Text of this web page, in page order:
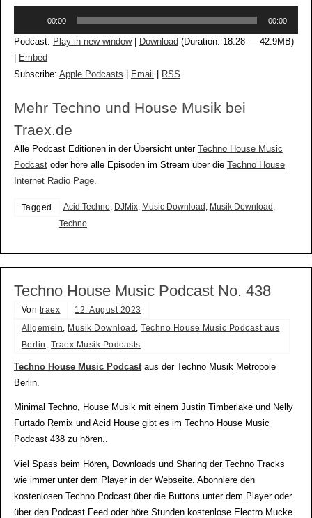
00:00 00:00
Podcast: Play in new window| Download (Duration: 18:28 — 42.9MB)
Embed
Subscribe: Apple Podcasts Email RSS
Mehr Techno und House Musik bei
Traex.de
Alle Podcast Editionen in der Übersicht unter
Techno House Music
Podcastoder höre alle Episoden im Stream über die
Techno House
Internet Radio Page.
Tagged Acid Techno, DJMix, Music Download , Musik Download ,
Techno
Techno House Music Podcast No. 438
Von traex
12. August 2023
Allgemein
Musik Download ,Techno House Music Podcast aus
Berlin
Traex Musik Podcasts
Techno House Music Podcastaus der Techno Musik Metropole
Berlin.
Minimal Techno, House Musik mit einem Justin Timberlake und Nelly
Furtado Remix und Acid House gibt es im Techno House Music
Podcast 438 zu hören..
Viel Spass beim Hören, Downloads und Sharing der Techno Tracks
wie immer unter dem Player in der Webseite. Abonniere den
kostenlosen Techno Podcast über die Buttons unter dem Player oder
über den Podcast Feed oder höre Stunden kostenlose Electro Mucke